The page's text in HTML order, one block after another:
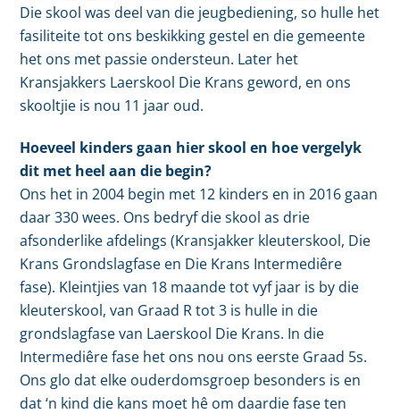
Die skool was deel van die jeugbediening, so hulle het
fasiliteite tot ons beskikking gestel en die gemeente
het ons met passie ondersteun. Later het
Kransjakkers Laerskool Die Krans geword, en ons
skooltjie is nou 11 jaar oud.
Hoeveel kinders gaan hier skool en hoe vergelyk
dit met heel aan die begin?
Ons het in 2004 begin met 12 kinders en in 2016 gaan
daar 330 wees. Ons bedryf die skool as drie
afsonderlike afdelings (Kransjakker kleuterskool, Die
Krans Grondslagfase en Die Krans Intermediêre
fase). Kleintjies van 18 maande tot vyf jaar is by die
kleuterskool, van Graad R tot 3 is hulle in die
grondslagfase van Laerskool Die Krans. In die
Intermediêre fase het ons nou ons eerste Graad 5s.
Ons glo dat elke ouderdomsgroep besonders is en
dat ‘n kind die kans moet hê om daardie fase ten